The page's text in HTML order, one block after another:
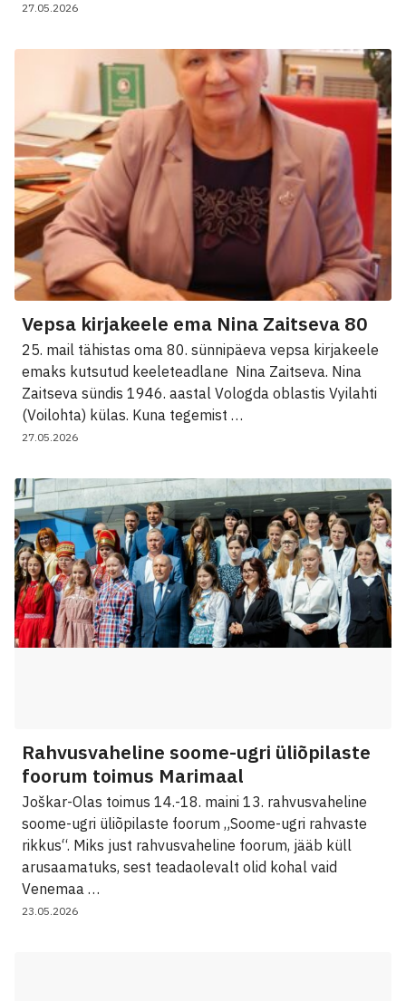
27.05.2026
Vepsa kirjakeele ema Nina Zaitseva 80
25. mail tähistas oma 80. sünnipäeva vepsa kirjakeele
emaks kutsutud keeleteadlane Nina Zaitseva. Nina
Zaitseva sündis 1946. aastal Vologda oblastis Vyilahti
(Voilohta) külas. Kuna tegemist …
27.05.2026
Rahvusvaheline soome-ugri üliõpilaste
foorum toimus Marimaal
Joškar-Olas toimus 14.-18. maini 13. rahvusvaheline
soome-ugri üliõpilaste foorum „Soome-ugri rahvaste
rikkus“. Miks just rahvusvaheline foorum, jääb küll
arusaamatuks, sest teadaolevalt olid kohal vaid
Venemaa …
23.05.2026